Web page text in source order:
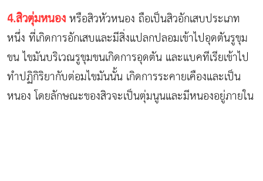
4.สิวตุ่มหนองหรือสิวหัวหนอง ถือเป็นสิวอักเสบประเภท
หนึ่ง ที่เกิดการอักเสบและมีสิ่งแปลกปลอมเข้าไปอุดตันรูขุม
ขน ไขมันบริเวณรูขุมขนเกิดการอุดตัน และแบคทีเรียเข้าไป
ทำปฏิกิริยากับต่อมไขมันนั้น เกิดการระคายเคืองและเป็น
หนอง โดยลักษณะของสิวจะเป็นตุ่มนูนและมีหนองอยู่ภายใน